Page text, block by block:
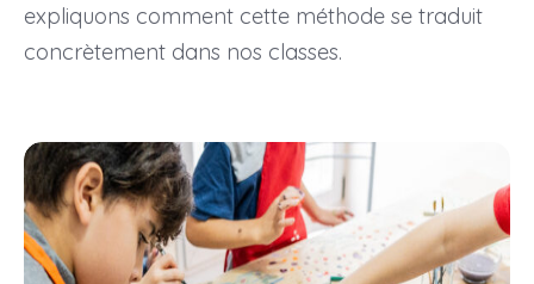
expliquons comment cette méthode se traduit
concrètement dans nos classes.